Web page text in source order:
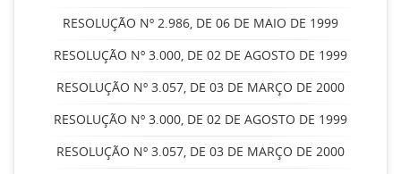
RESOLUÇÃO Nº 2.986, DE 06 DE MAIO DE 1999
RESOLUÇÃO Nº 3.000, DE 02 DE AGOSTO DE 1999
RESOLUÇÃO Nº 3.057, DE 03 DE MARÇO DE 2000
RESOLUÇÃO Nº 3.000, DE 02 DE AGOSTO DE 1999
RESOLUÇÃO Nº 3.057, DE 03 DE MARÇO DE 2000